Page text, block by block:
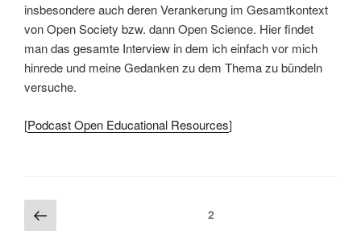
insbesondere auch deren Verankerung im Gesamtkontext
von Open Society bzw. dann Open Science. Hier findet
man das gesamte Interview in dem ich einfach vor mich
hinrede und meine Gedanken zu dem Thema zu bündeln
versuche.
[Podcast Open Educational Resources]
Beitragsnavigation
Vorherige
Seite
Seite2